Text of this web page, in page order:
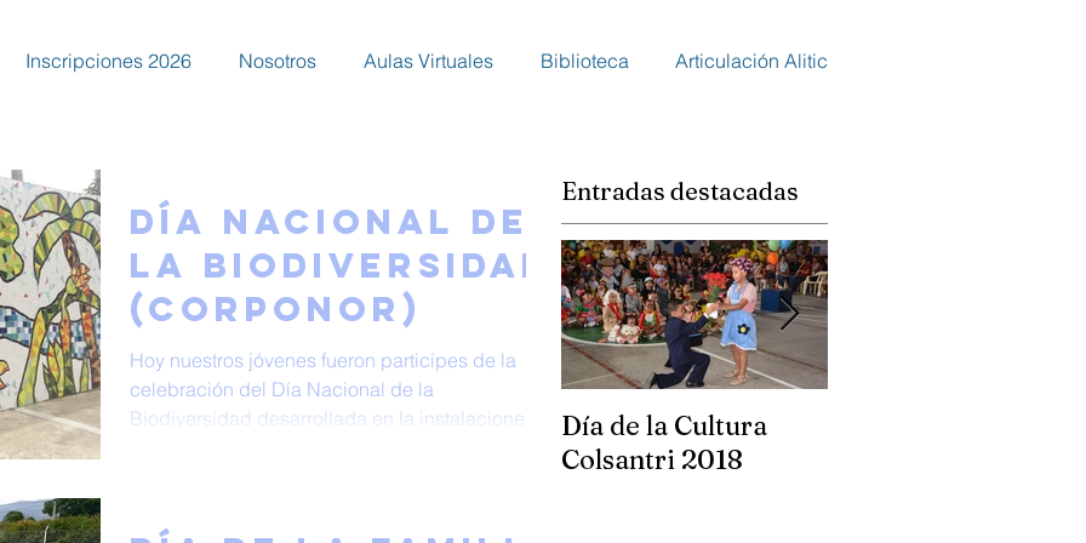
Inscripciones 2026 Nosotros Aulas Virtuales Biblioteca Articulación Alitic
Día Nacional de
la Biodiversidad
(Corponor)
Hoy nuestros jóvenes fueron participes de la
celebración del Día Nacional de la
Biodiversidad desarrollada en la instalaciones
Entradas destacadas
Día de la Cultura
Colsantri 2018